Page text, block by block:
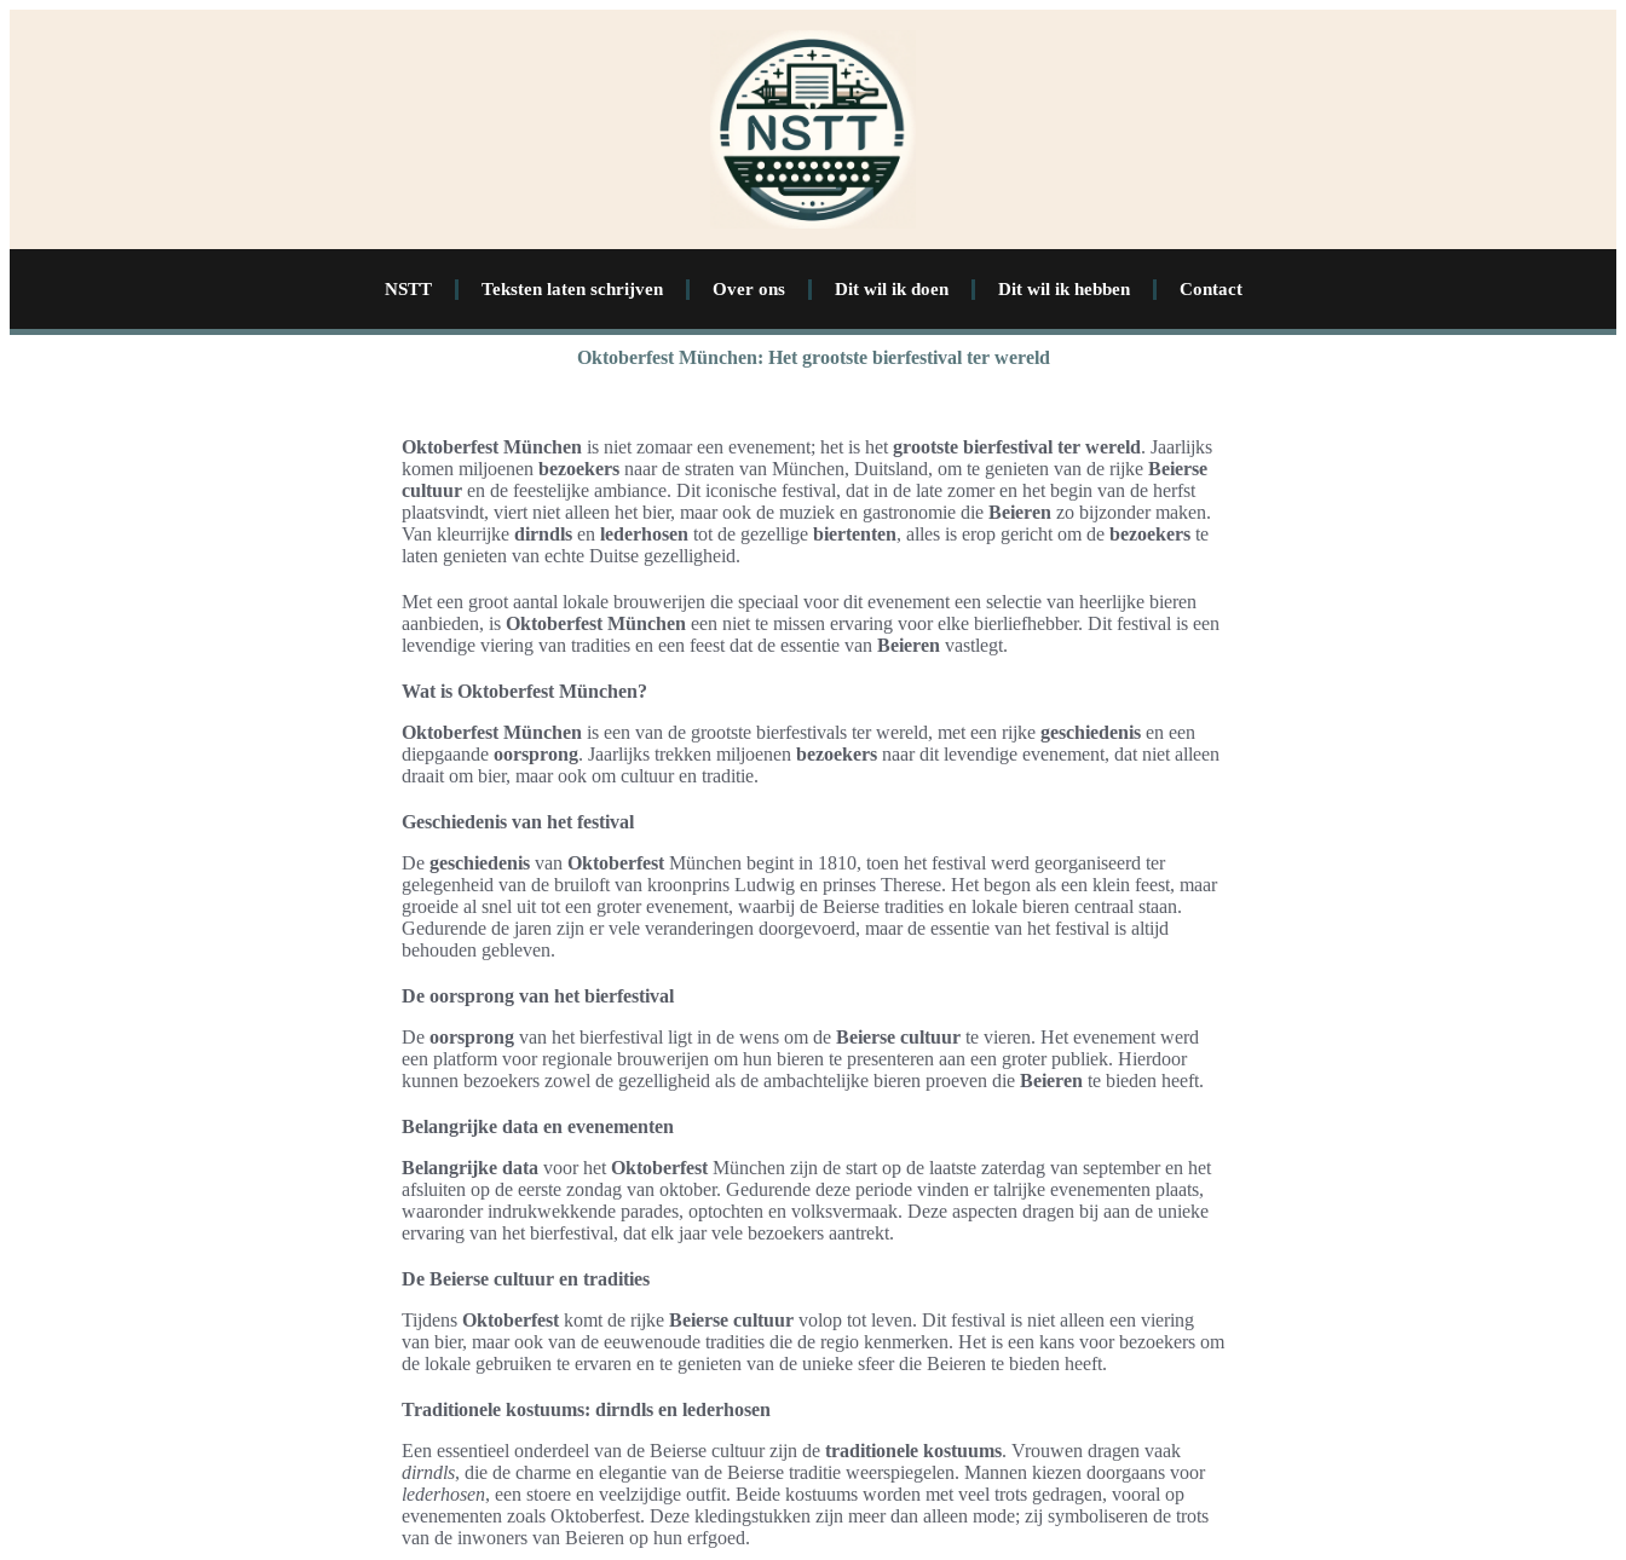
NSTT Teksten laten schrijven Over ons Dit wil ik doen Dit wil ik hebben Contact
Oktoberfest München: Het grootste bierfestival ter wereld
Oktoberfest München is niet zomaar een evenement; het is het grootste bierfestival ter wereld. Jaarlijks
komen miljoenen bezoekers naar de straten van München, Duitsland, om te genieten van de rijke Beierse
cultuur en de feestelijke ambiance. Dit iconische festival, dat in de late zomer en het begin van de herfst
plaatsvindt, viert niet alleen het bier, maar ook de muziek en gastronomie die Beieren zo bijzonder maken.
Van kleurrijke dirndls en lederhosen tot de gezellige biertenten, alles is erop gericht om de bezoekers te
laten genieten van echte Duitse gezelligheid.
Met een groot aantal lokale brouwerijen die speciaal voor dit evenement een selectie van heerlijke bieren
aanbieden, is Oktoberfest München een niet te missen ervaring voor elke bierliefhebber. Dit festival is een
levendige viering van tradities en een feest dat de essentie van Beieren vastlegt.
Wat is Oktoberfest München?
Oktoberfest München is een van de grootste bierfestivals ter wereld, met een rijke geschiedenis en een
diepgaande oorsprong. Jaarlijks trekken miljoenen bezoekers naar dit levendige evenement, dat niet alleen
draait om bier, maar ook om cultuur en traditie.
Geschiedenis van het festival
De geschiedenis van Oktoberfest München begint in 1810, toen het festival werd georganiseerd ter
gelegenheid van de bruiloft van kroonprins Ludwig en prinses Therese. Het begon als een klein feest, maar
groeide al snel uit tot een groter evenement, waarbij de Beierse tradities en lokale bieren centraal staan.
Gedurende de jaren zijn er vele veranderingen doorgevoerd, maar de essentie van het festival is altijd
behouden gebleven.
De oorsprong van het bierfestival
De oorsprong van het bierfestival ligt in de wens om de Beierse cultuur te vieren. Het evenement werd
een platform voor regionale brouwerijen om hun bieren te presenteren aan een groter publiek. Hierdoor
kunnen bezoekers zowel de gezelligheid als de ambachtelijke bieren proeven die Beieren te bieden heeft.
Belangrijke data en evenementen
Belangrijke data voor het Oktoberfest München zijn de start op de laatste zaterdag van september en het
afsluiten op de eerste zondag van oktober. Gedurende deze periode vinden er talrijke evenementen plaats,
waaronder indrukwekkende parades, optochten en volksvermaak. Deze aspecten dragen bij aan de unieke
ervaring van het bierfestival, dat elk jaar vele bezoekers aantrekt.
De Beierse cultuur en tradities
Tijdens Oktoberfest komt de rijke Beierse cultuur volop tot leven. Dit festival is niet alleen een viering
van bier, maar ook van de eeuwenoude tradities die de regio kenmerken. Het is een kans voor bezoekers om
de lokale gebruiken te ervaren en te genieten van de unieke sfeer die Beieren te bieden heeft.
Traditionele kostuums: dirndls en lederhosen
Een essentieel onderdeel van de Beierse cultuur zijn de traditionele kostuums. Vrouwen dragen vaak
dirndls, die de charme en elegantie van de Beierse traditie weerspiegelen. Mannen kiezen doorgaans voor
lederhosen, een stoere en veelzijdige outfit. Beide kostuums worden met veel trots gedragen, vooral op
evenementen zoals Oktoberfest. Deze kledingstukken zijn meer dan alleen mode; zij symboliseren de trots
van de inwoners van Beieren op hun erfgoed.